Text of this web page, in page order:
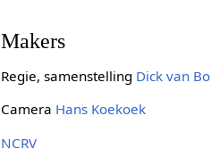
Makers
Regie, samenstelling Dick van
Camera Hans Koekoek
NCRV